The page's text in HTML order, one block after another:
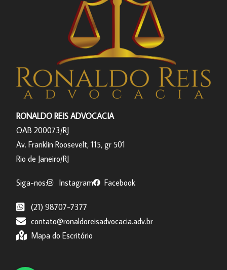
RONALDO REIS ADVOCACIA
OAB 200073/RJ
Av. Franklin Roosevelt, 115, gr 501
Rio de Janeiro/RJ
Siga-nos: Instagram Facebook
(21) 98707-7377
contato@ronaldoreisadvocacia.adv.br
Mapa do Escritório